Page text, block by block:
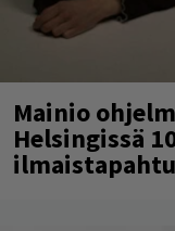
Mainio
Helsingissä